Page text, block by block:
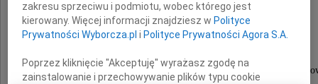
Dziekanowi Wydziału Ekonomii
Uniwersytetu Ekonomicznego w Poznaniu,
z Katedry Makroekonomii i Gospodarki
zakresu sprzeciwu i podmiotu, wobec którego jest
kierowany. Więcej informacji znajdziesz w Polityce
Prywatności Wyborcza.pl i Polityce Prywatności Agora S.A.
Poprzez kliknięcie "Akceptuję" wyrażasz zgodę na
zainstalowanie i przechowywanie plików typu cookie